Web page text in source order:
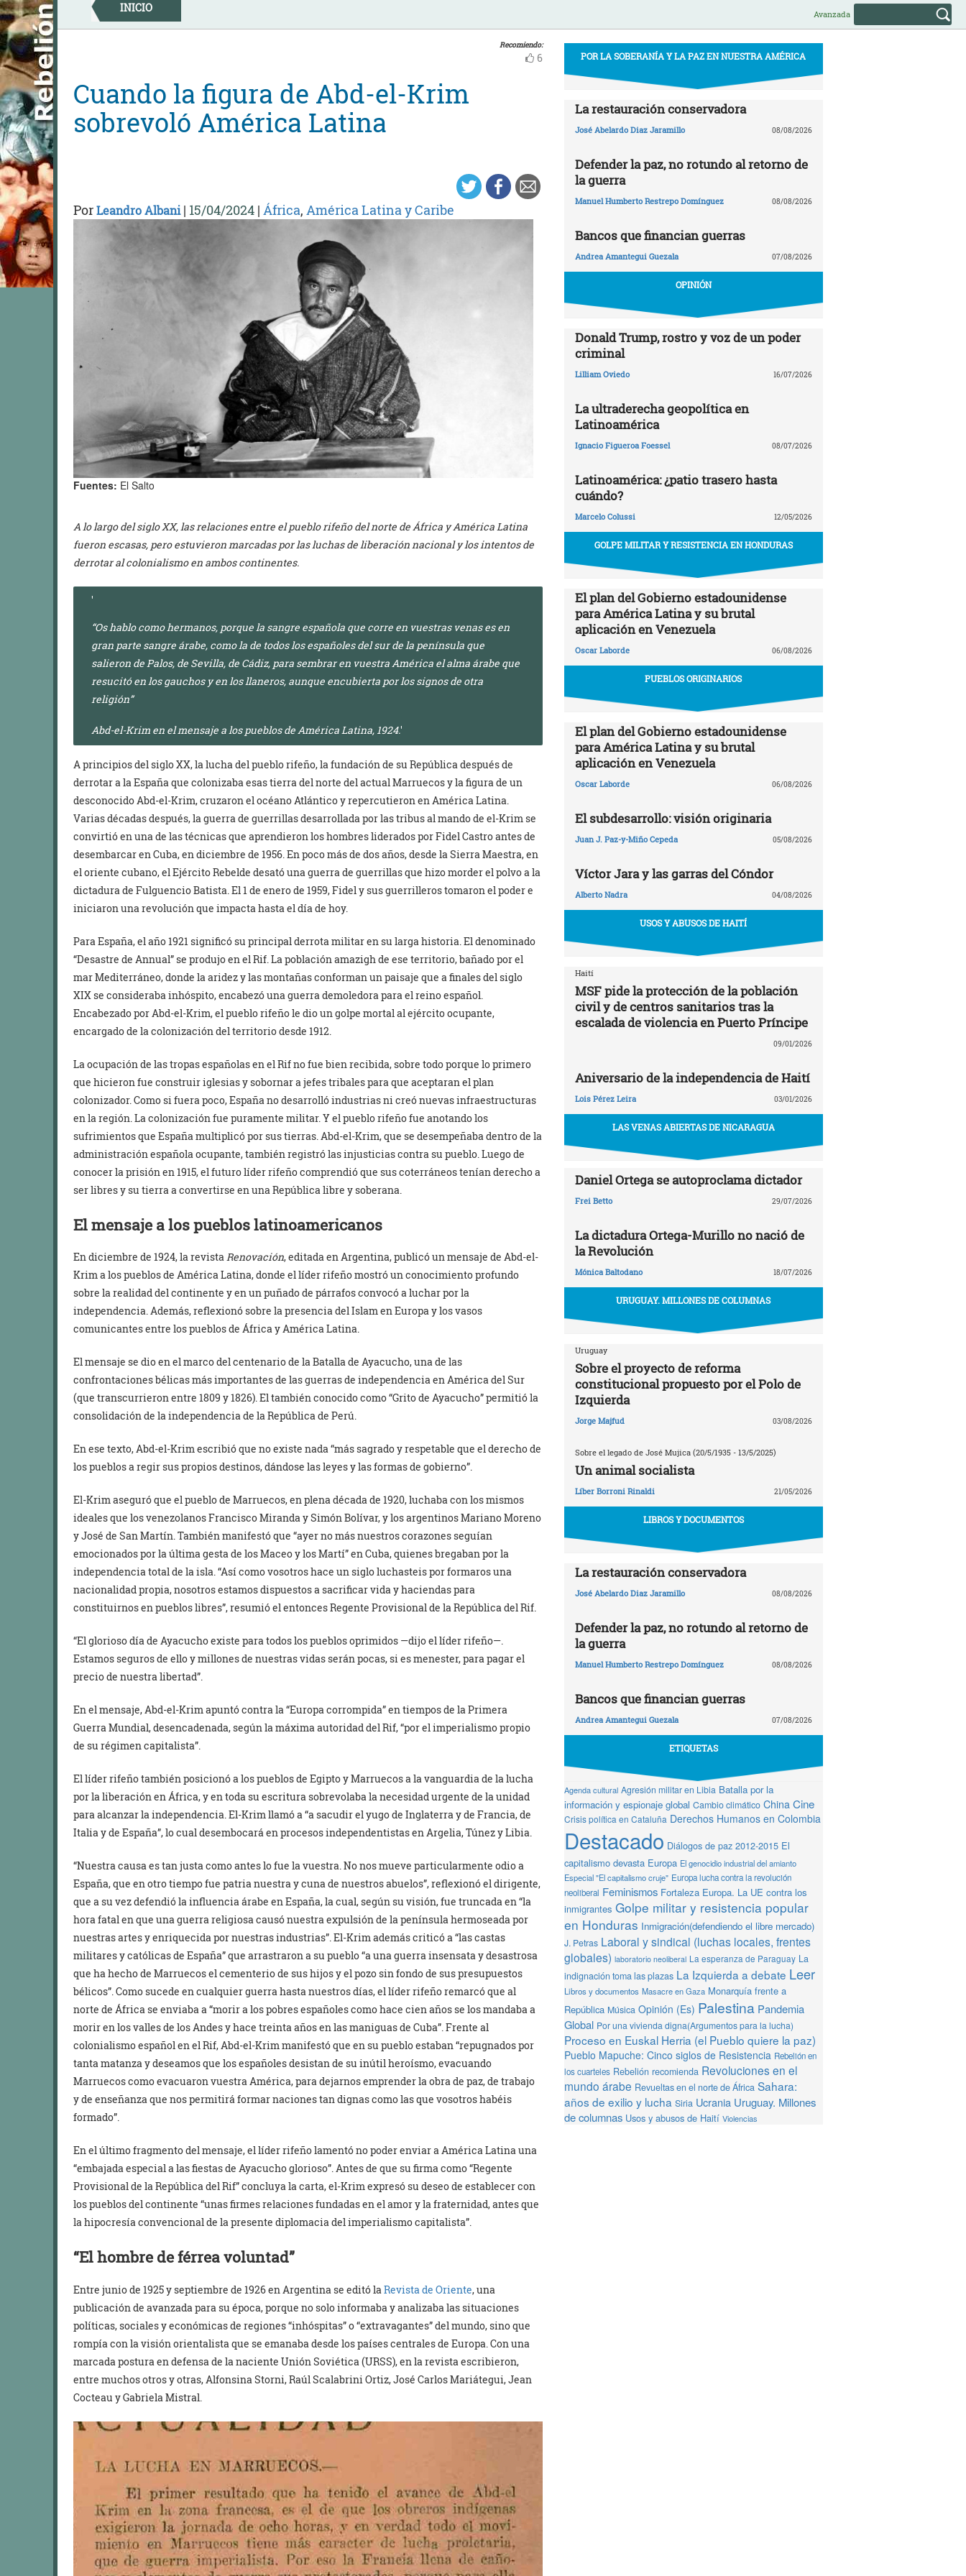
Skip
to
content
INICIO Avanzada
Recomiendo:
6
Cuando la figura de Abd-el-Krim
sobrevoló América Latina
PorLeandro Albani| 15/04/2024 | África, América Latina y Caribe
Fuentes: El Salto
A lo largo del siglo XX, las relaciones entre el pueblo rifeño del norte de África y América Latina
fueron escasas, pero estuvieron marcadas por las luchas de liberación nacional y los intentos de
derrotar al colonialismo en ambos continentes.
“Os hablo como hermanos, porque la sangre española que corre en vuestras venas es en
gran parte sangre árabe, como la de todos los españoles del sur de la península que
salieron de Palos, de Sevilla, de Cádiz, para sembrar en vuestra América el alma árabe que
resucitó en los gauchos y en los llaneros, aunque encubierta por los signos de otra
religión”
Abd-el-Krim en el mensaje a los pueblos de América Latina, 1924.
A principios del siglo XX, la lucha del pueblo rifeño, la fundación de su República después de
derrotar a la España que colonizaba esas tierra del norte del actual Marruecos y la figura de un
desconocido Abd-el-Krim, cruzaron el océano Atlántico y repercutieron en América Latina.
Varias décadas después, la guerra de guerrillas desarrollada por las tribus al mando de el-Krim se
convirtió en una de las técnicas que aprendieron los hombres liderados por Fidel Castro antes de
desembarcar en Cuba, en diciembre de 1956. En poco más de dos años, desde la Sierra Maestra, en
el oriente cubano, el Ejército Rebelde desató una guerra de guerrillas que hizo morder el polvo a la
dictadura de Fulguencio Batista. El 1 de enero de 1959, Fidel y sus guerrilleros tomaron el poder e
iniciaron una revolución que impacta hasta el día de hoy.
Para España, el año 1921 significó su principal derrota militar en su larga historia. El denominado
“Desastre de Annual” se produjo en el Rif. La población amazigh de ese territorio, bañado por el
mar Mediterráneo, donde la aridez y las montañas conforman un paisaje que a finales del siglo
XIX se consideraba inhóspito, encabezó una guerra demoledora para el reino español.
Encabezado por Abd-el-Krim, el pueblo rifeño le dio un golpe mortal al ejército ocupante,
encargado de la colonización del territorio desde 1912.
La ocupación de las tropas españolas en el Rif no fue bien recibida, sobre todo porque lo primero
que hicieron fue construir iglesias y sobornar a jefes tribales para que aceptaran el plan
colonizador. Como si fuera poco, España no desarrolló industrias ni creó nuevas infraestructuras
en la región. La colonización fue puramente militar. Y el pueblo rifeño fue anotando los
sufrimientos que España multiplicó por sus tierras. Abd-el-Krim, que se desempeñaba dentro de la
administración española ocupante, también registró las injusticias contra su pueblo. Luego de
conocer la prisión en 1915, el futuro líder rifeño comprendió que sus coterráneos tenían derecho a
ser libres y su tierra a convertirse en una República libre y soberana.
El mensaje a los pueblos latinoamericanos
En diciembre de 1924, la revistaRenovación, editada en Argentina, publicó un mensaje de Abd-el-
Krim a los pueblos de América Latina, donde el líder rifeño mostró un conocimiento profundo
sobre la realidad del continente y en un puñado de párrafos convocó a luchar por la
independencia. Además, reflexionó sobre la presencia del Islam en Europa y los vasos
comunicantes entre los pueblos de África y América Latina.
El mensaje se dio en el marco del centenario de la Batalla de Ayacucho, una de las
confrontaciones bélicas más importantes de las guerras de independencia en América del Sur
(que transcurrieron entre 1809 y 1826). El también conocido como “Grito de Ayacucho” permitió la
consolidación de la independencia de la República de Perú.
En ese texto, Abd-el-Krim escribió que no existe nada “más sagrado y respetable que el derecho de
los pueblos a regir sus propios destinos, dándose las leyes y las formas de gobierno”.
El-Krim aseguró que el pueblo de Marruecos, en plena década de 1920, luchaba con los mismos
ideales que los venezolanos Francisco Miranda y Simón Bolívar, y los argentinos Mariano Moreno
y José de San Martín. También manifestó que “ayer no más nuestros corazones seguían
emocionados por la última gesta de los Maceo y los Martí” en Cuba, quienes bregaban por la
independencia total de la isla. “Así como vosotros hace un siglo luchasteis por formaros una
nacionalidad propia, nosotros estamos dispuestos a sacrificar vida y haciendas para
constituirnos en pueblos libres”, resumió el entonces Regente Provisional de la República del Rif.
“El glorioso día de Ayacucho existe para todos los pueblos oprimidos —dijo el líder rifeño—.
Estamos seguros de ello y millones de nuestras vidas serán pocas, si es menester, para pagar el
precio de nuestra libertad”.
En el mensaje, Abd-el-Krim apuntó contra la “Europa corrompida” en tiempos de la Primera
Guerra Mundial, desencadenada, según la máxima autoridad del Rif, “por el imperialismo propio
de su régimen capitalista”.
El líder rifeño también posicionó a los pueblos de Egipto y Marruecos a la vanguardia de la lucha
por la liberación en África, y en toda su escritura sobrevolaba la necesidad urgente de la unidad
para alcanzar la independencia. El-Krim llamó a “a sacudir el yugo de Inglaterra y de Francia, de
Italia y de España”, lo cual desembocará en procesos independentistas en Argelia, Túnez y Libia.
“Nuestra causa es tan justa como antes lo fue la vuestra. No nos mueve particularmente odio a
España, que en otro tiempo fue patria nuestra y cuna de nuestros abuelos”, reflexionó el dirigente,
que a su vez defendió la influencia árabe en España, la cual, según su visión, fue truncada en “la
hora fatal en que una guerra religiosa causó nuestra expulsión de la península hermoseada por
nuestras artes y enriquecida por nuestras industrias”. El-Krim además criticó a “las castas
militares y católicas de España” que arrastraron a su pueblo “a una guerra insensata y desastrosa
que ha hecho de Marruecos el cementerio de sus hijos y el pozo sin fondo de sus presupuestos
bélicos”. Como sucede en cualquier guerra hasta nuestros días, el líder rifeño remarcó que al
norte de África se enviaba a “morir a los pobres españoles como hace cien años se los mandaba a
morir en los valles de los Andes y hace treinta años en las maniguas de Cuba”. Frente al
colonialismo español en el Rif, Abd-el-Krim manifestó que en su pueblo estaban “repugnados por
tanta matanza y deseamos que los españoles desistan de su inútil heroísmo, evacuando
Marruecos como evacuaron vuestra América, para dejarnos emprender la obra de paz, de trabajo
y de enseñanza que nos permitirá formar naciones tan dignas como las que vosotros habéis
formado”.
En el último fragmento del mensaje, el líder rifeño lamentó no poder enviar a América Latina una
“embajada especial a las fiestas de Ayacucho glorioso”. Antes de que su firma como “Regente
Provisional de la República del Rif” concluya la carta, el-Krim expresó su deseo de establecer con
los pueblos del continente “unas firmes relaciones fundadas en el amor y la fraternidad, antes que
la hipocresía convencional de la presente diplomacia del imperialismo capitalista”.
“El hombre de férrea voluntad”
Entre junio de 1925 y septiembre de 1926 en Argentina se editó laRevista de Oriente, una
publicación de avanzada para su época, porque no solo informaba y analizaba las situaciones
políticas, sociales y económicas de regiones “inhóspitas” o “extravagantes” del mundo, sino que
rompía con la visión orientalista que se emanaba desde los países centrales de Europa. Con una
marcada postura en defensa de la naciente Unión Soviética (URSS), en la revista escribieron,
entre muchos otros y otras, Alfonsina Storni, Raúl Scalabrini Ortiz, José Carlos Mariátegui, Jean
Cocteau y Gabriela Mistral.
POR LA SOBERANÍA Y LA PAZ EN NUESTRA AMÉRICA
La restauración conservadora
José Abelardo Diaz Jaramillo 08/08/2026
Defender la paz, no rotundo al retorno de
la guerra
Manuel Humberto Restrepo Domínguez 08/08/2026
Bancos que financian guerras
Andrea Amantegui Guezala 07/08/2026
OPINIÓN
Donald Trump, rostro y voz de un poder
criminal
Lilliam Oviedo 16/07/2026
La ultraderecha geopolítica en
Latinoamérica
Ignacio Figueroa Foessel 08/07/2026
Latinoamérica: ¿patio trasero hasta
cuándo?
Marcelo Colussi 12/05/2026
GOLPE MILITAR Y RESISTENCIA EN HONDURAS
El plan del Gobierno estadounidense
para América Latina y su brutal
aplicación en Venezuela
Oscar Laborde 06/08/2026
PUEBLOS ORIGINARIOS
El plan del Gobierno estadounidense
para América Latina y su brutal
aplicación en Venezuela
Oscar Laborde 06/08/2026
El subdesarrollo: visión originaria
Juan J. Paz-y-Miño Cepeda 05/08/2026
Víctor Jara y las garras del Cóndor
Alberto Nadra 04/08/2026
USOS Y ABUSOS DE HAITÍ
Haití
MSF pide la protección de la población
civil y de centros sanitarios tras la
escalada de violencia en Puerto Príncipe
09/01/2026
Aniversario de la independencia de Haití
Lois Pérez Leira 03/01/2026
LAS VENAS ABIERTAS DE NICARAGUA
Daniel Ortega se autoproclama dictador
Frei Betto 29/07/2026
La dictadura Ortega-Murillo no nació de
la Revolución
Mónica Baltodano 18/07/2026
URUGUAY. MILLONES DE COLUMNAS
Uruguay
Sobre el proyecto de reforma
constitucional propuesto por el Polo de
Izquierda
Jorge Majfud 03/08/2026
Sobre el legado de José Mujica (20/5/1935 - 13/5/2025)
Un animal socialista
Líber Borroni Rinaldi 21/05/2026
LIBROS Y DOCUMENTOS
La restauración conservadora
José Abelardo Diaz Jaramillo 08/08/2026
Defender la paz, no rotundo al retorno de
la guerra
Manuel Humberto Restrepo Domínguez 08/08/2026
Bancos que financian guerras
Andrea Amantegui Guezala 07/08/2026
ETIQUETAS
Agenda cultural Agresión militar en Libia Batalla por la
información y espionaje global Cambio climático China Cine
Crisis política en Cataluña Derechos Humanos en Colombia
Destacado Diálogos de paz 2012-2015 El
capitalismo devasta Europa El genocidio industrial del amianto
Especial "El capitalismo cruje" Europa lucha contra la revolución
neoliberal Feminismos Fortaleza Europa. La UE contra los
inmigrantes Golpe militar y resistencia popular
en Honduras Inmigración(defendiendo el libre mercado)
J. Petras Laboral y sindical (luchas locales, frentes
globales) laboratorio neoliberal La esperanza de Paraguay La
indignación toma las plazas La Izquierda a debate Leer
Libros y documentos Masacre en Gaza Monarquía frente a
República Música Opinión (Es) Palestina Pandemia
Global Por una vivienda digna(Argumentos para la lucha)
Proceso en Euskal Herria (el Pueblo quiere la paz)
Pueblo Mapuche: Cinco siglos de Resistencia Rebelión en
los cuarteles Rebelión recomienda Revoluciones en el
mundo árabe Revueltas en el norte de África Sahara:
años de exilio y lucha Siria Ucrania Uruguay. Millones
de columnas Usos y abusos de Haití Violencias